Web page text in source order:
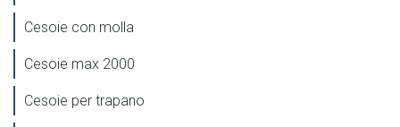
Cesoie con molla
Cesoie max 2000
Cesoie per trapano